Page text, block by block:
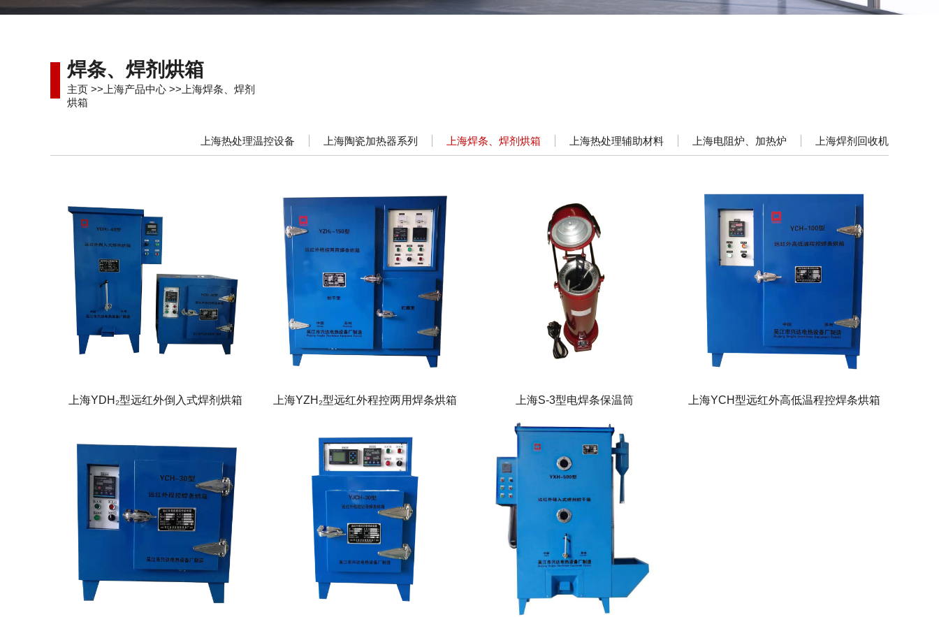
焊条、焊剂烘箱
主页 >> 上海产品中心 >> 上海焊条、焊剂
烘箱
上海热处理温控设备 上海陶瓷加热器系列 上海焊条、焊剂烘箱 上海热处理辅助材料 上海电阻炉、加热炉 上海焊剂回收机
上海YDH₂型远红外倒入式焊剂烘箱 上海YZH₂型远红外程控两用焊条烘箱 上海S-3型电焊条保温筒 上海YCH型远红外高低温程控焊条烘箱